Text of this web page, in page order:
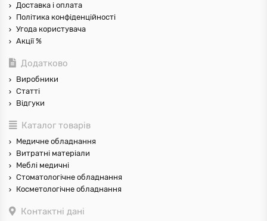
Доставка і оплата
Політика конфіденційності
Угода користувача
Акції %
Додатково
Виробники
Статті
Відгуки
Каталог товарів
Медичне обладнання
Витратні матеріали
Меблі медичні
Стоматологічне обладнання
Косметологічне обладнання
Контактні дані